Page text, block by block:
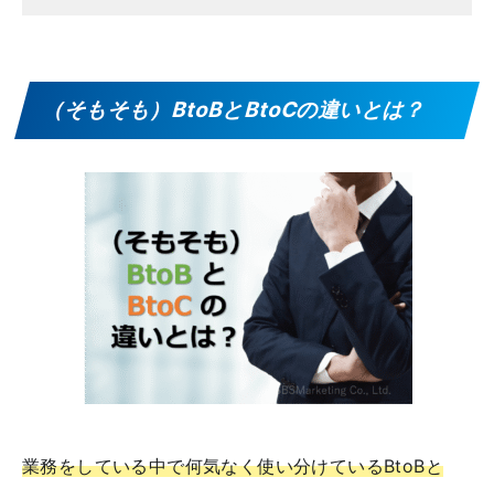
（そもそも）BtoBとBtoCの違いとは？
業務をしている中で何気なく使い分けているBtoBと